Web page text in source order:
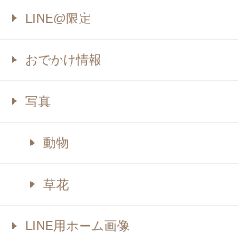
LINE@限定
おでかけ情報
写真
動物
草花
LINE用ホーム画像